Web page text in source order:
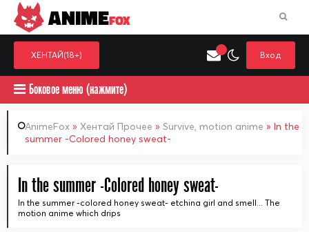
Выберите одну категорию для поиска
ANIMEFOX
ХЕНТАЙ(18+) Вход
Боковое меню (нажмите)
AnimeFox » Хентай Прочее » Survive, motion anime » In the
summer -Colored honey sweat-
In the summer -Colored honey sweat-
In the summer -colored honey sweat- etchina girl and smell... The
motion anime which drips